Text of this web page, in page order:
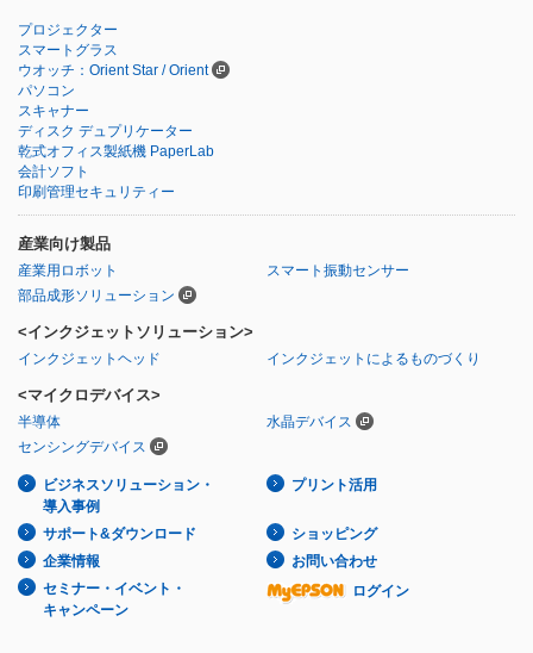
プロジェクター
スマートグラス
ウオッチ：Orient Star / Orient
パソコン
スキャナー
ディスク デュプリケーター
乾式オフィス製紙機 PaperLab
会計ソフト
印刷管理セキュリティー
産業向け製品
産業用ロボット
スマート振動センサー
部品成形ソリューション
<インクジェットソリューション>
インクジェットヘッド インクジェットによるものづくり
<マイクロデバイス>
半導体
水晶デバイス
センシングデバイス
ビジネスソリューション・
導入事例
プリント活用
サポート&ダウンロード
ショッピング
企業情報
お問い合わせ
セミナー・イベント・
キャンペーン
ログイン